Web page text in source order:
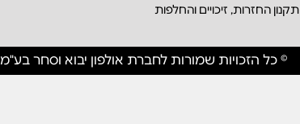
תקנון החזרות, זיכויים והחלפות
© כל הזכויות שמורות לחברת אולפון יבוא וסחר בע"מ